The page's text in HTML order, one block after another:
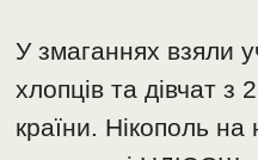
У змаганнях взяли
хлопців та дівчат з
країни. Нікополь